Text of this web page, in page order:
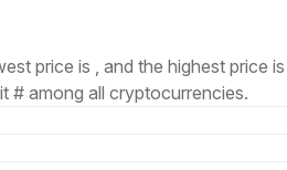
price is , and the highest price
# among all cryptocurrencies.